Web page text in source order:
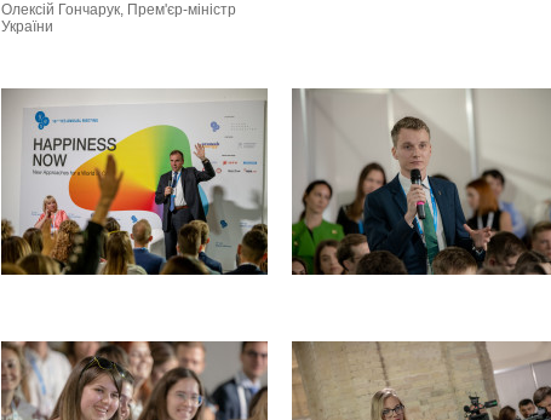
Олексій Гончарук, Прем'єр-міністр
України